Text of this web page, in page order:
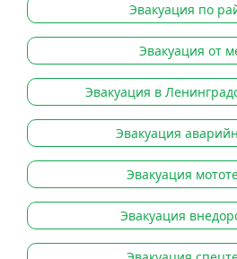
Эвакуация по
Эвакуация от
Эвакуация в
Эвакуация
Эвакуация
Эвакуация